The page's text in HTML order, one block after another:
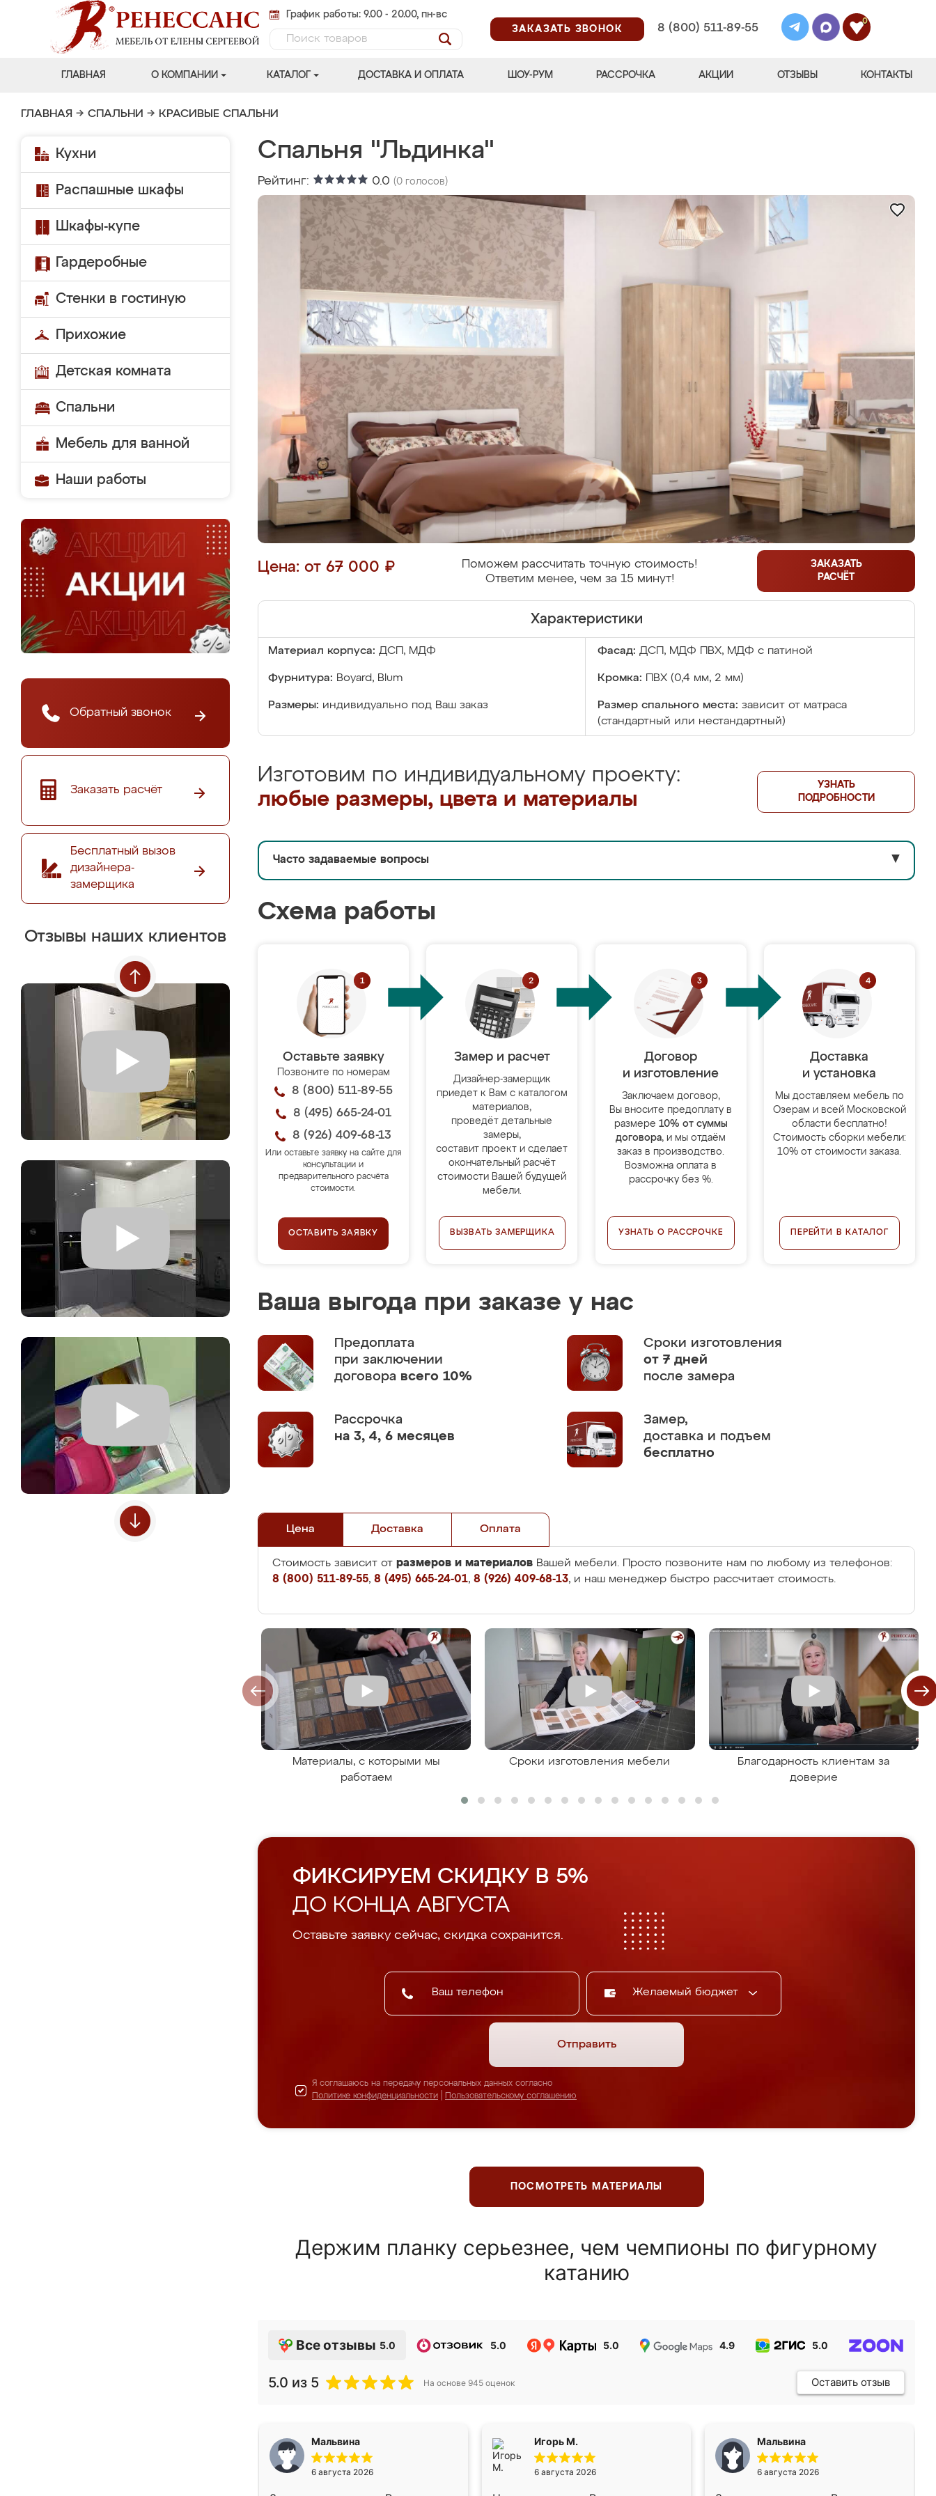
График работы: 9.00 - 20.00, пн-вс
ЗАКАЗАТЬ ЗВОНОК
8 (800) 511-89-55
0
ГЛАВНАЯ О КОМПАНИИ КАТАЛОГ ДОСТАВКА И ОПЛАТА ШОУ-РУМ РАССРОЧКА АКЦИИ ОТЗЫВЫ КОНТАКТЫ
ГЛАВНАЯ → СПАЛЬНИ → КРАСИВЫЕ СПАЛЬНИ
Кухни
Распашные шкафы
Шкафы-купе
Гардеробные
Стенки в гостиную
Прихожие
Детская комната
Спальни
Мебель для ванной
Наши работы
Обратный звонок
Заказать расчёт
Бесплатный вызов
дизайнера-
замерщика
Отзывы наших клиентов
Спальня "Льдинка"
Рейтинг: 0.0 (0 голосов)
Цена: от 67 000 ₽
Поможем рассчитать точную стоимость!
Ответим менее, чем за 15 минут!
ЗАКАЗАТЬ
РАСЧЁТ
Характеристики
Материал корпуса: ДСП, МДФ Фасад: ДСП, МДФ ПВХ, МДФ с патиной
Фурнитура: Boyard, Blum Кромка: ПВХ (0,4 мм, 2 мм)
Размеры: индивидуально под Ваш заказ Размер спального места: зависит от матраса
(стандартный или нестандартный)
Изготовим по индивидуальному проекту:
любые размеры, цвета и материалы
УЗНАТЬ
ПОДРОБНОСТИ
Часто задаваемые вопросы ▼
Схема работы
Оставьте заявку
Позвоните по номерам
8 (800) 511-89-55
8 (495) 665-24-01
8 (926) 409-68-13
Или оставьте заявку на сайте для
консультации и
предварительного расчёта
стоимости.
ОСТАВИТЬ ЗАЯВКУ
Замер и расчет
Дизайнер-замерщик
приедет к Вам с каталогом
материалов,
проведёт детальные
замеры,
составит проект и сделает
окончательный расчёт
стоимости Вашей будущей
мебели.
ВЫЗВАТЬ ЗАМЕРЩИКА
Договор
и изготовление
Заключаем договор,
Вы вносите предоплату в
размере 10% от суммы
договора, и мы отдаём
заказ в производство.
Возможна оплата в
рассрочку без %.
УЗНАТЬ О РАССРОЧКЕ
Доставка
и установка
Мы доставляем мебель по
Озерам и всей Московской
области бесплатно!
Стоимость сборки мебели:
10% от стоимости заказа.
ПЕРЕЙТИ В КАТАЛОГ
Ваша выгода при заказе у нас
Предоплата
при заключении
договора всего 10%
Сроки изготовления
от 7 дней
после замера
Рассрочка
на 3, 4, 6 месяцев
Замер,
доставка и подъем
бесплатно
Цена Доставка Оплата
Стоимость зависит от размеров и материалов Вашей мебели. Просто позвоните нам по любому из телефонов:
8 (800) 511-89-55, 8 (495) 665-24-01, 8 (926) 409-68-13, и наш менеджер быстро рассчитает стоимость.
Материалы, с которыми мы
работаем
Сроки изготовления мебели
Благодарность клиентам за
доверие
ФИКСИРУЕМ СКИДКУ В 5%
ДО КОНЦА АВГУСТА
Оставьте заявку сейчас, скидка сохранится.
Желаемый бюджет
Отправить
Я соглашаюсь на передачу персональных данных согласно
Политике конфиденциальности
Пользовательскому соглашению
ПОСМОТРЕТЬ МАТЕРИАЛЫ
Держим планку серьезнее, чем чемпионы по фигурному
катанию
Все отзывы 5.0 5.0 5.0 4.9 5.0
5.0 из 5 На основе 945 оценок Оставить отзыв
Мальвина
6 августа 2026
Игорь М.
6 августа 2026
Мальвина
6 августа 2026